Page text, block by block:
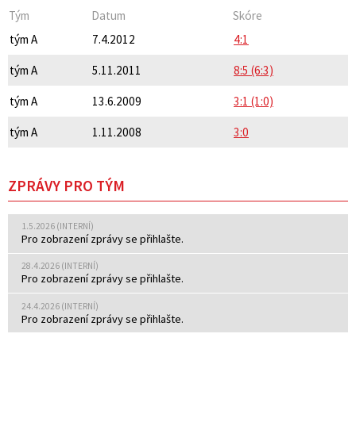
Tým Datum
Skóre
tým A
7.4.2012 4:1
tým A 5.11.2011 8:5 (6:3)
tým A 13.6.2009 3:1 (1:0)
tým A 1.11.2008 3:0
ZPRÁVY PRO TÝM
1.5.2026 (INTERNÍ)
Pro zobrazení zprávy se přihlašte.
28.4.2026 (INTERNÍ)
Pro zobrazení zprávy se přihlašte.
24.4.2026 (INTERNÍ)
Pro zobrazení zprávy se přihlašte.